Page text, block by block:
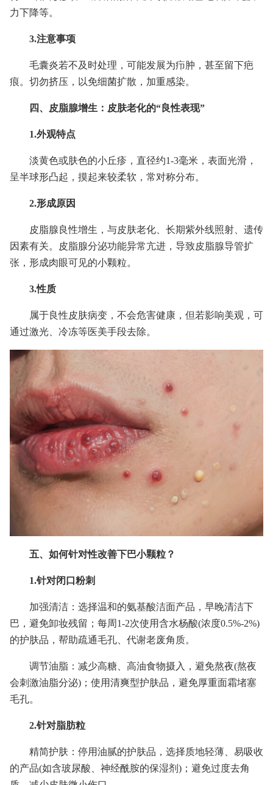
力下降等。
3.注意事项
毛囊炎若不及时处理，可能发展为疖肿，甚至留下疤
痕。切勿挤压，以免细菌扩散，加重感染。
四、皮脂腺增生：皮肤老化的“良性表现”
1.外观特点
淡黄色或肤色的小丘疹，直径约1-3毫米，表面光滑，
呈半球形凸起，摸起来较柔软，常对称分布。
2.形成原因
皮脂腺良性增生，与皮肤老化、长期紫外线照射、遗传
因素有关。皮脂腺分泌功能异常亢进，导致皮脂腺导管扩
张，形成肉眼可见的小颗粒。
3.性质
属于良性皮肤病变，不会危害健康，但若影响美观，可
通过激光、冷冻等医美手段去除。
五、如何针对性改善下巴小颗粒？
1.针对闭口粉刺
加强清洁：选择温和的氨基酸洁面产品，早晚清洁下
巴，避免卸妆残留；每周1-2次使用含水杨酸(浓度0.5%-2%)
的护肤品，帮助疏通毛孔、代谢老废角质。
调节油脂：减少高糖、高油食物摄入，避免熬夜(熬夜
会刺激油脂分泌)；使用清爽型护肤品，避免厚重面霜堵塞
毛孔。
2.针对脂肪粒
精简护肤：停用油腻的护肤品，选择质地轻薄、易吸收
的产品(如含玻尿酸、神经酰胺的保湿剂)；避免过度去角